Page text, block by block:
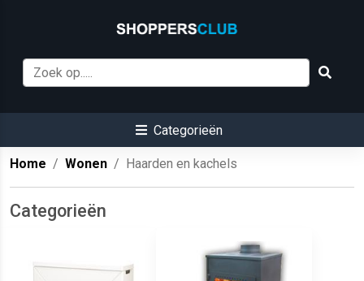
Categorieën
Home Wonen Haarden en kachels
Categorieën